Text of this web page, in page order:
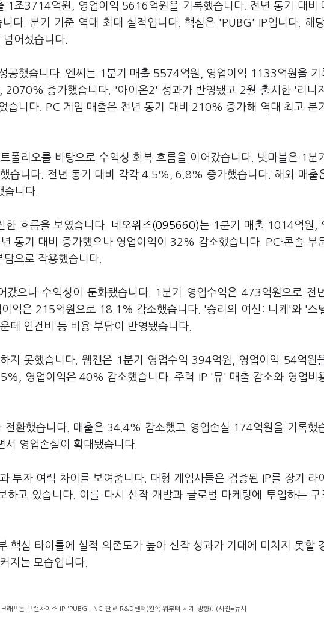
1조3714억원, 영업이익 5616억원을 기록했습니다. 전년 동기 대비
다. 분기 기준 역대 최대 실적입니다. 핵심은 'PUBG' IP입니다. 해
어섰습니다.
공했습니다. 엔씨는 1분기 매출 5574억원, 영업이익 1133억원을 기
2070% 증가했습니다. '아이온2' 성과가 반영됐고 2월 출시한 '리니
습니다. PC 게임 매출은 전년 동기 대비 210% 증가해 역대 최고 분
폴리오를 바탕으로 수익성 회복 흐름을 이어갔습니다. 넷마블은 1분
습니다. 전년 동기 대비 각각 4.5%, 6.8% 증가했습니다. 해외 매출
니다.
한 흐름을 보였습니다. 네오위즈(095660)는 1분기 매출 1014억원,
동기 대비 증가했으나 영업이익이 32% 감소했습니다. PC·콘솔 부
으로 작용했습니다.
갔으나 수익성이 둔화됐습니다. 1분기 영업수익은 473억원으로 전
익은 215억원으로 18.1% 감소했습니다. '승리의 여신: 니케'와 '스
데 인건비 등 비용 부담이 반영됐습니다.
지 못했습니다. 웹젠은 1분기 영업수익 394억원, 영업이익 54억원
영업이익은 40% 감소했습니다. 주력 IP '뮤' 매출 감소와 영업비
전환했습니다. 매출은 34.4% 감소했고 영업손실 174억원을 기록했
서 영업손실이 확대됐습니다.
투자 여력 차이를 보여줍니다. 대형 게임사들은 검증된 IP를 장기 라
하고 있습니다. 이를 다시 신작 개발과 글로벌 마케팅에 투입하는 구
핵심 타이틀에 실적 의존도가 높아 신작 성과가 기대에 미치지 못할
지는 모습입니다.
래프톤 프랜차이즈 IP 'PUBG', NC 판교 R&D센터(왼쪽 위부터 시계 방향). (사진=뉴시